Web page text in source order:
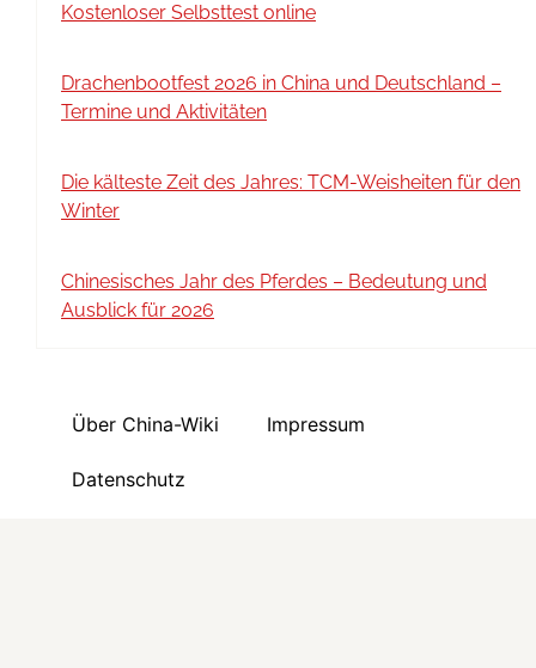
Kostenloser Selbsttest online
Drachenbootfest 2026 in China und Deutschland –
Termine und Aktivitäten
Die kälteste Zeit des Jahres: TCM-Weisheiten für den
Winter
Chinesisches Jahr des Pferdes – Bedeutung und
Ausblick für 2026
Über China-Wiki Impressum
Datenschutz